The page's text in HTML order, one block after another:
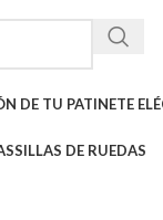
DE TU PATINETE
SILLAS DE RUEDAS